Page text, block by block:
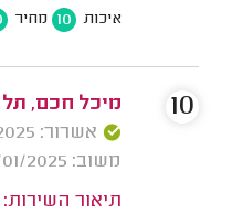
איכות 10 מחיר
מיכל חכם, תל
אשרור: 30/03/2025
משוב: 28/01/2025
תיאור השירות:
10